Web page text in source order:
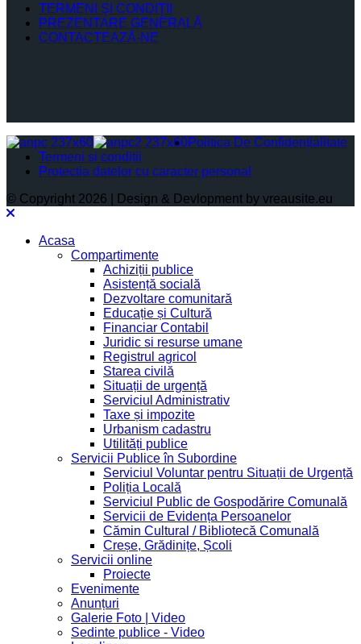
TERMENI ŞI CONDIŢII
PREZENTARE GENERALĂ
CONTACTEAZĂ-NE
Politica De Confidențialitate
Termeni și condiții
Protectia datelor cu caracter personal
© Copyright 2026 | Design & Devlopment by vreausite.eu
Acasa
Compartimente
Achiziții publice
Asistență socială
Dezvoltare comunitară
Educație și Cultură
Financiar Contabil
Juridic si resurse umane
Registrul agricol
Starea civilă
Situații de urgență
Serviciul Administrativ
Taxe și impozite
Urbanism cadastru
Utilități publice
Servicii Publice în Subordine
Serviciul Voluntar pentru Situații de Urgență
Poliția Locală
Serviciul Public de Gospodărire Comunală
Servicii de Evidența Persoanelor
Cămin Cultural / Bibliotecă Comunală
Creșe, Grădinițe, Școli
Servicii online
Proiecte
Evenimente
Anunțuri
Galerie Foto | Video
Sedinte publice - Video